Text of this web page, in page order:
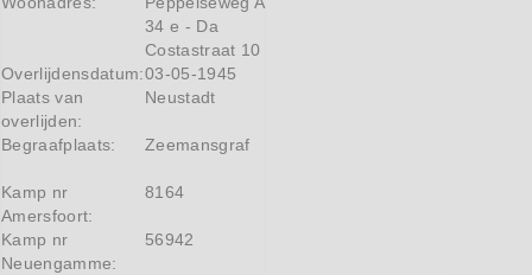
34 e - Da
Costastraat 10
Overlijdensdatum:03-05-1945
Plaats van
overlijden:
Neustadt
Begraafplaats: Zeemansgraf
Kamp nr
Amersfoort:
8164
Kamp nr
Neuengamme:
56942